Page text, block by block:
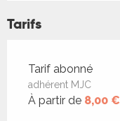
Tarifs
Tarifs 2026
Tarif abonné
adhérent MJC
À partir de 8,00 €